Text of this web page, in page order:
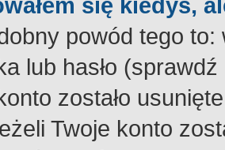
powód tego to:
lub hasło
zostało
Twoje konto